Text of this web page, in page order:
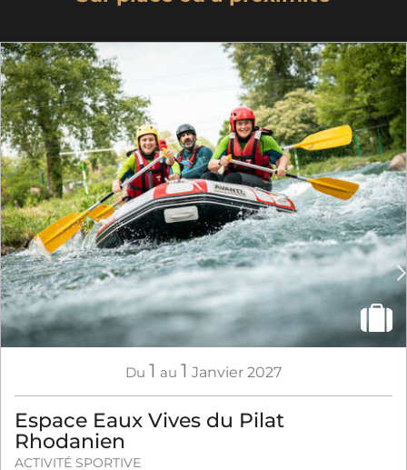
Du 1 au 1 Janvier 2027
Espace Eaux Vives du Pilat
Rhodanien
ACTIVITÉ SPORTIVE